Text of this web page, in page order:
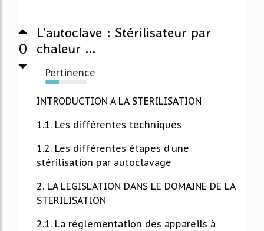
0
L'autoclave : Stérilisateur par
chaleur ...
Pertinence
33%
INTRODUCTION A LA STERILISATION
1.1. Les différentes techniques
1.2. Les différentes étapes d'une
stérilisation par autoclavage
2. LA LEGISLATION DANS LE DOMAINE DE LA
STERILISATION
2.1. La réglementation des appareils à